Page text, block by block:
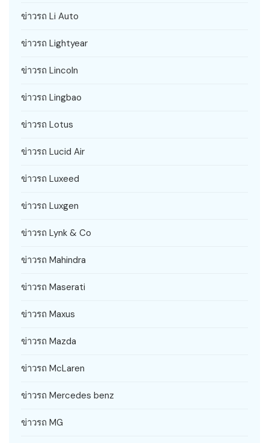
ข่าวรถ Li Auto
ข่าวรถ Lightyear
ข่าวรถ Lincoln
ข่าวรถ Lingbao
ข่าวรถ Lotus
ข่าวรถ Lucid Air
ข่าวรถ Luxeed
ข่าวรถ Luxgen
ข่าวรถ Lynk & Co
ข่าวรถ Mahindra
ข่าวรถ Maserati
ข่าวรถ Maxus
ข่าวรถ Mazda
ข่าวรถ McLaren
ข่าวรถ Mercedes benz
ข่าวรถ MG